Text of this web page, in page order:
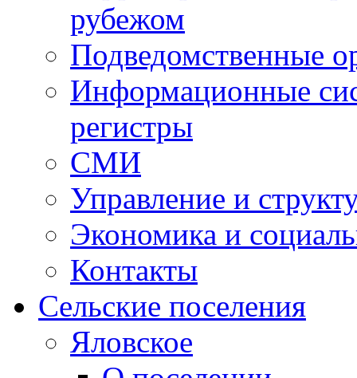
рубежом
Подведомственные
Информационные
регистры
СМИ
Управление и
Экономика и
Контакты
Сельские поселения
Яловское